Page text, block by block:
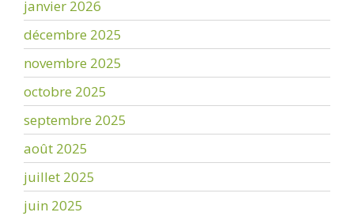
janvier 2026
décembre 2025
novembre 2025
octobre 2025
septembre 2025
août 2025
juillet 2025
juin 2025